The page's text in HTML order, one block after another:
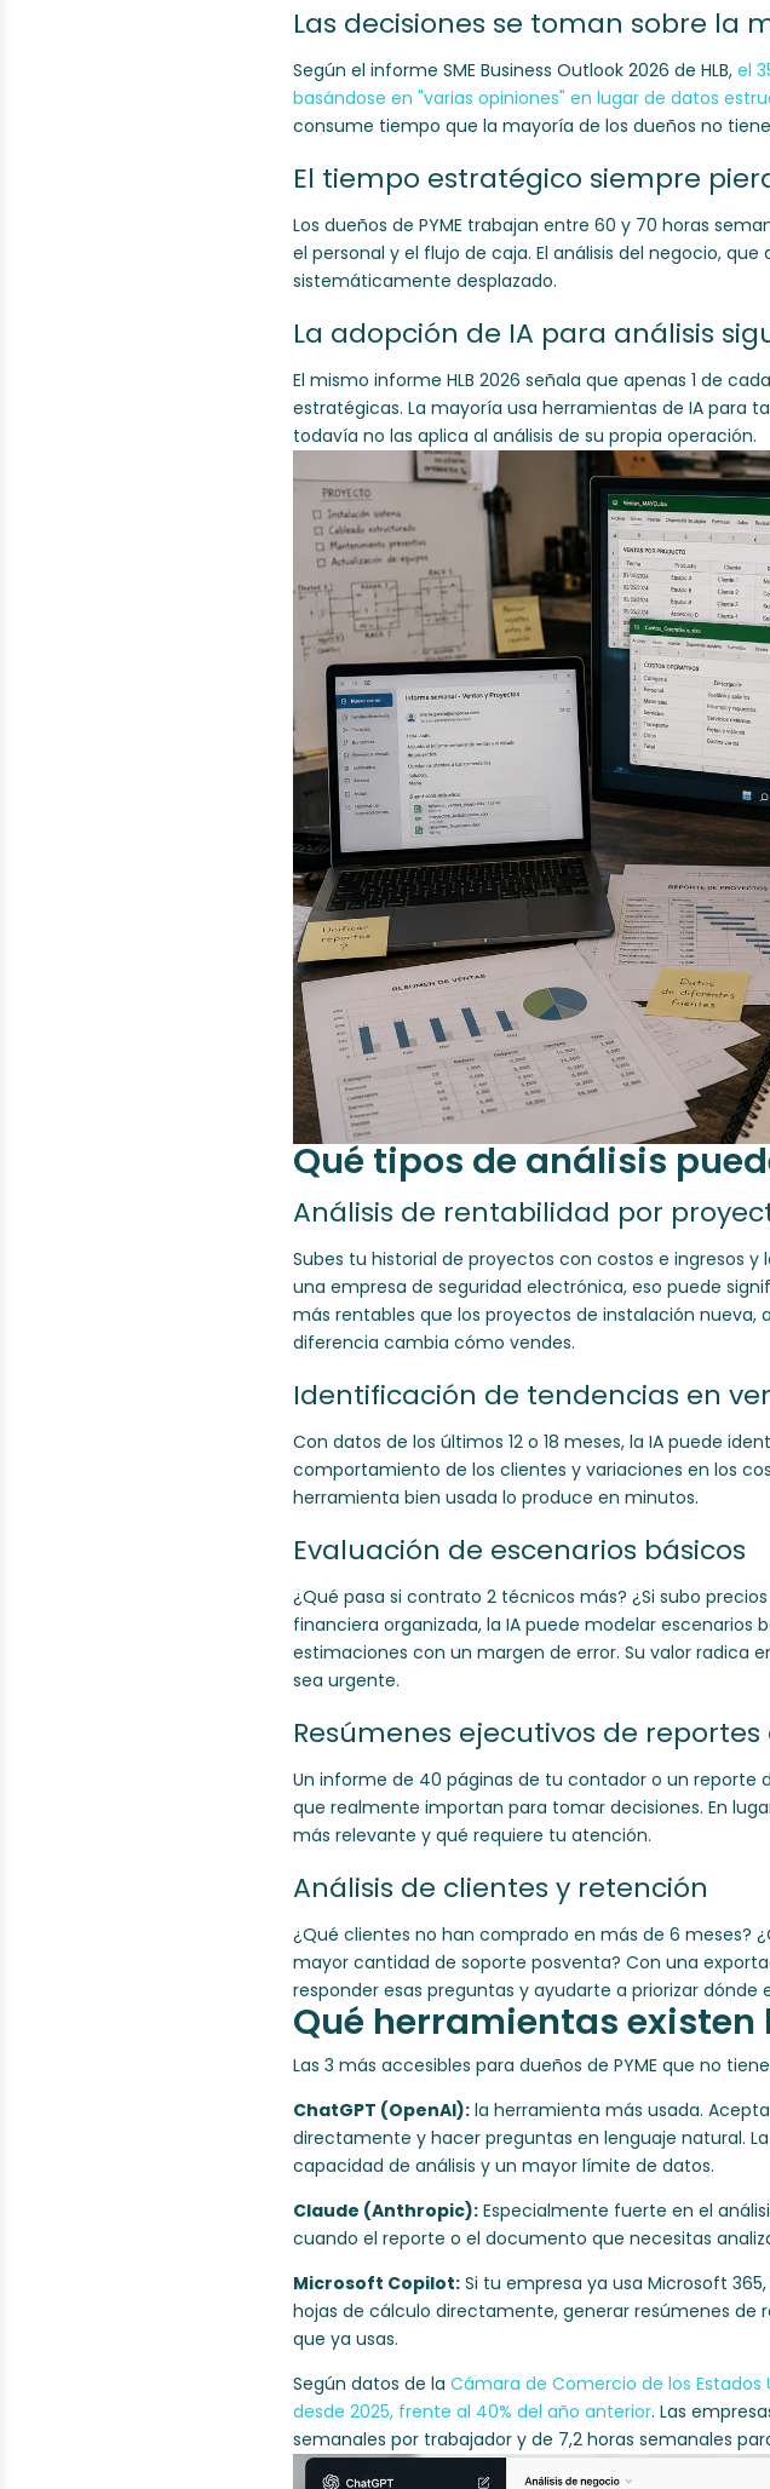
Las decisiones se toman sobre la
Según el informe SME Business Outlook 2026 de HLB, el
basándose en "varias opiniones" en lugar de datos
consume tiempo que la mayoría de los dueños no
El tiempo estratégico siempre
Los dueños de PYME trabajan entre 60 y 70 horas
el personal y el flujo de caja. El análisis del negocio,
sistemáticamente desplazado.
La adopción de IA para análisis
El mismo informe HLB 2026 señala que apenas 1 de
estratégicas. La mayoría usa herramientas de IA para
todavía no las aplica al análisis de su propia operación.
Qué tipos de análisis
Análisis de rentabilidad por
Subes tu historial de proyectos con costos e ingresos
una empresa de seguridad electrónica, eso puede
más rentables que los proyectos de instalación nueva,
diferencia cambia cómo vendes.
Identificación de tendencias en
Con datos de los últimos 12 o 18 meses, la IA puede
comportamiento de los clientes y variaciones en los
herramienta bien usada lo produce en minutos.
Evaluación de escenarios básicos
¿Qué pasa si contrato 2 técnicos más? ¿Si subo
financiera organizada, la IA puede modelar escenarios
estimaciones con un margen de error. Su valor radica
sea urgente.
Resúmenes ejecutivos de reportes
Un informe de 40 páginas de tu contador o un reporte
que realmente importan para tomar decisiones. En
más relevante y qué requiere tu atención.
Análisis de clientes y retención
¿Qué clientes no han comprado en más de 6 meses?
mayor cantidad de soporte posventa? Con una
responder esas preguntas y ayudarte a priorizar
Qué herramientas
Las 3 más accesibles para dueños de PYME que no
ChatGPT (OpenAI):la herramienta más usada. Acepta
directamente y hacer preguntas en lenguaje natural.
capacidad de análisis y un mayor límite de datos.
Claude (Anthropic):Especialmente fuerte en el
cuando el reporte o el documento que necesitas
Microsoft Copilot:Si tu empresa ya usa Microsoft
hojas de cálculo directamente, generar resúmenes de
que ya usas.
Según datos de la Cámara de Comercio de los Estados
desde 2025, frente al 40% del año anterior. Las
semanales por trabajador y de 7,2 horas semanales